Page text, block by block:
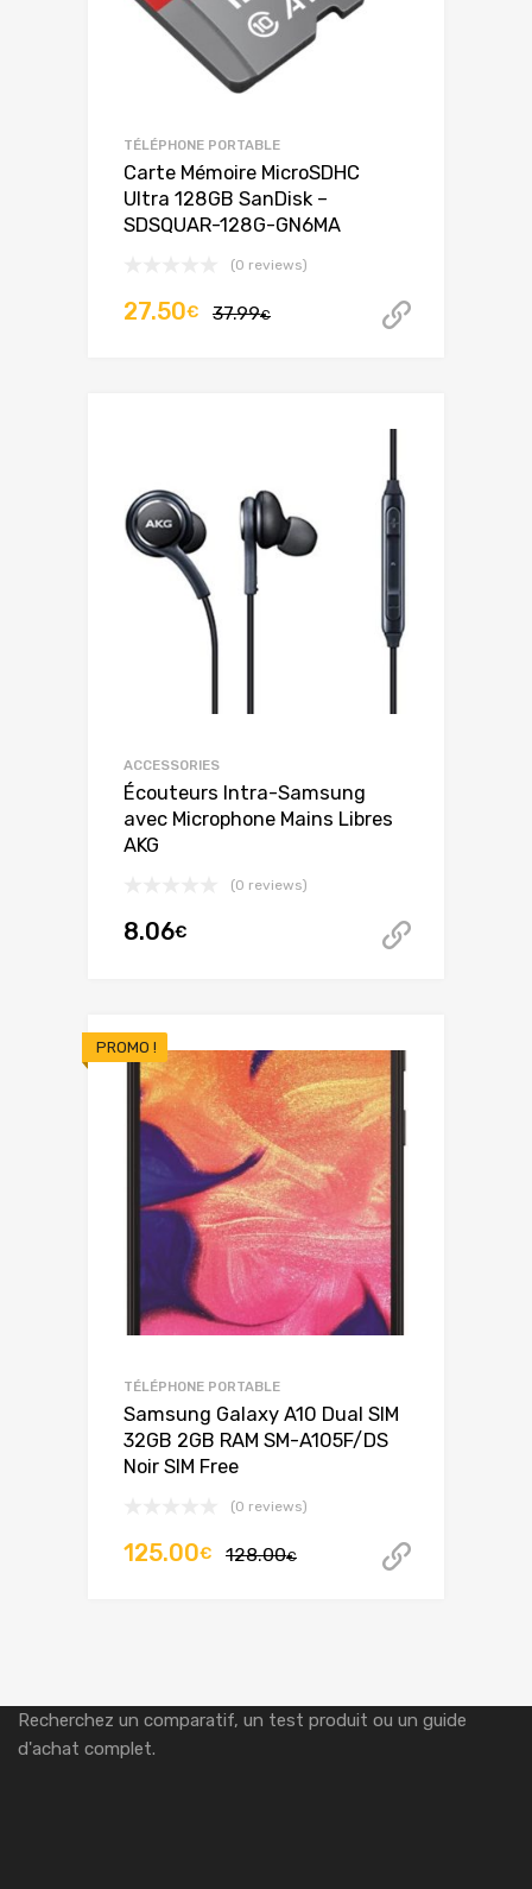
TÉLÉPHONE PORTABLE
Carte Mémoire MicroSDHC
Ultra 128GB SanDisk –
SDSQUAR-128G-GN6MA
(0 reviews)
37.99€Le
27.50€
Le
ACCESSORIES
Écouteurs Intra-Samsung
avec Microphone Mains Libres
AKG
(0 reviews)
8.06€
PROMO !
TÉLÉPHONE PORTABLE
Samsung Galaxy A10 Dual SIM
32GB 2GB RAM SM-A105F/DS
Noir SIM Free
(0 reviews)
128.00€Le
128.00€.
125.00€
Le
125.00€.
Recherchez un comparatif, un test produit ou un guide
d'achat complet.